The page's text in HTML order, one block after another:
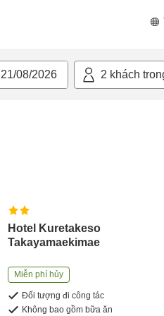
21/08/2026 2 khách
Hotel Kuretakeso
Takayamaekimae
Miễn phí hủy
Đối tượng đi công tác
Không bao gồm bữa ăn